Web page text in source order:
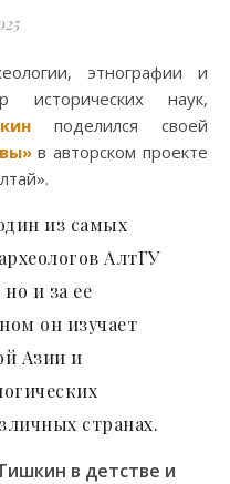
исторических наук,
поделился своей
в авторском проекте
из самых
АлтГУ
и за ее
он изучает
Азии и
странах.
в детстве и